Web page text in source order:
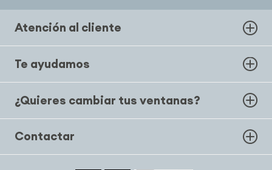
Atención al cliente
Te ayudamos
¿Quieres cambiar tus ventanas?
Contactar